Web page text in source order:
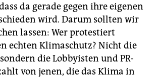
da gerade gegen ihre eigenen
wird. Darum sollten wir
lassen: Wer protestiert
echten Klimaschutz? Nicht die
die Lobbyisten und PR-
von jenen, die das Klima in